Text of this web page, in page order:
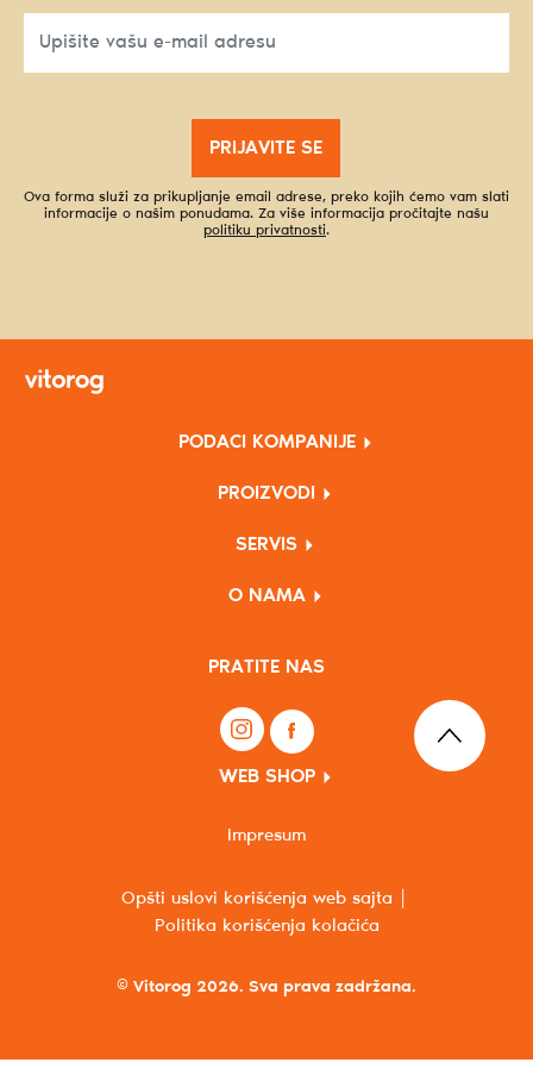
PRIJAVITE SE
Ova forma služi za prikupljanje email adrese, preko kojih ćemo vam slati
informacije o našim ponudama. Za više informacija pročitajte našu
politiku privatnosti.
PODACI KOMPANIJE
PROIZVODI
SERVIS
O NAMA
PRATITE NAS
WEB SHOP
© Vitorog 2026. Sva prava zadržana.
Opšti uslovi korišćenja web sajta
Politika korišćenja kolačića
Impresum